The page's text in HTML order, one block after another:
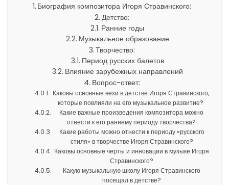
Биография композитора Игоря Стравинского:
Детство:
Ранние годы
Музыкальное образование
Творчество:
Период русских балетов
Влияние зарубежных направлений
Вопрос-ответ:
Каковы основные вехи в детстве Игоря Стравинского,
которые повлияли на его музыкальное развитие?
Какие важные произведения композитора можно
отнести к его раннему периоду творчества?
Какие работы можно отнести к периоду «русского
стиля» в творчестве Игоря Стравинского?
Каковы основные черты и инновации в музыке Игоря
Стравинского?
Какую музыкальную школу Игоря Стравинского
посещал в детстве?